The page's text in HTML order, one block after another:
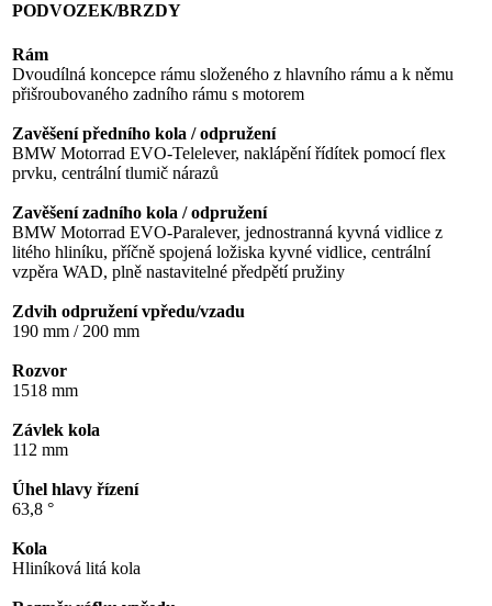
PODVOZEK/BRZDY
Rám
Dvoudílná koncepce rámu složeného z hlavního rámu a k němu
přišroubovaného zadního rámu s motorem
Zavěšení předního kola / odpružení
BMW Motorrad EVO-Telelever, naklápění řídítek pomocí flex
prvku, centrální tlumič nárazů
Zavěšení zadního kola / odpružení
BMW Motorrad EVO-Paralever, jednostranná kyvná vidlice z
litého hliníku, příčně spojená ložiska kyvné vidlice, centrální
vzpěra WAD, plně nastavitelné předpětí pružiny
Zdvih odpružení vpředu/vzadu
190 mm / 200 mm
Rozvor
1518 mm
Závlek kola
112 mm
Úhel hlavy řízení
63,8 °
Kola
Hliníková litá kola